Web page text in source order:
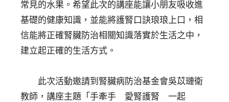
常見的水果。希望此次的講座能讓小朋友吸收進
基礎的健康知識，並能將護腎口訣琅琅上口，相
信能將正確腎臟防治相關知識落實於生活之中，
建立起正確的生活方式。
此次活動邀請到腎臟病防治基金會吳苡璉衛
教師，講座主題「手牽手 愛腎護腎 一起